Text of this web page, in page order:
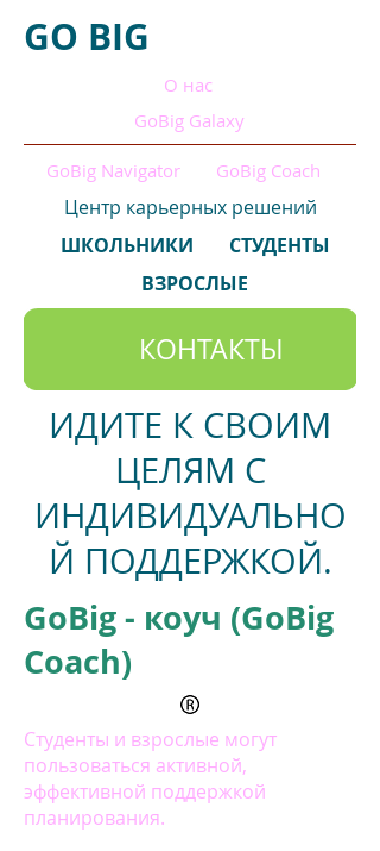
GO BIG
О нас
GoBig Galaxy
GoBig Navigator GoBig Coach
Центр карьерных решений
ШКОЛЬНИКИ
СТУДЕНТЫ
ВЗРОСЛЫЕ
КОНТАКТЫ
КОНТАКТЫ
КОНТАКТЫ
ИДИТЕ К СВОИМ
ЦЕЛЯМ С
ИНДИВИДУАЛЬНО
Й ПОДДЕРЖКОЙ.
GoBig - коуч (GoBig
Coach)
Студенты и взрослые могут
пользоваться активной,
эффективной поддержкой
планирования.